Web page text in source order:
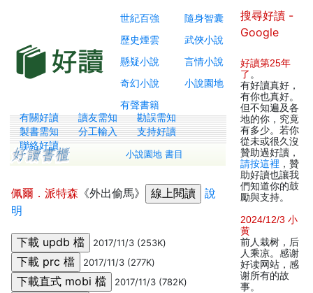
世紀百強
隨身智囊
歷史煙雲
武俠小說
懸疑小說
言情小說
奇幻小說
小說園地
有聲書籍
有關好讀 讀友需知
勘誤需知
製書需知
分工輸入
支持好讀
聯絡好讀
小說園地 書目
佩爾．派特森 《外出偷馬》
說
明
2017/11/3 (253K)
2017/11/3 (277K)
2017/11/3 (782K)
搜尋好讀 -
Google
好讀第25年
了 。
有好讀真好，
有你也真好。
但不知遍及各
地的你，究竟
有多少。若你
從未或很久沒
贊助過好讀，
請按這裡 ，贊
助好讀也讓我
們知道你的鼓
勵與支持。
2024/12/3 小
黄
前人栽树，后
人乘凉。感谢
好读网站，感
谢所有的故
事。